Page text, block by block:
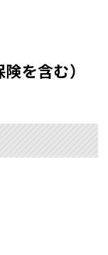
を含む）